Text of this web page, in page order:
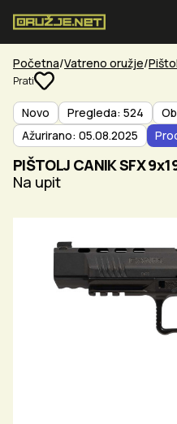
Početna Vatreno oružje
Prati
Novo Pregleda: 524
Ažurirano: 05.08.2025
PIŠTOLJ CANIK SFX
Na upit